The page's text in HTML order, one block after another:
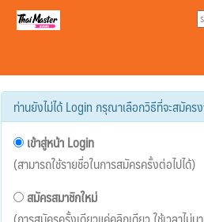
ท่านยังไม่ได้ Login กรุณาเลือกวิธีที่จะสมัคร
เข้าสู่หน้า Login
(สามารถใช้รายชื่อในการสมัครครั้งต่อไปได้)
สมัครสมาชิกใหม่